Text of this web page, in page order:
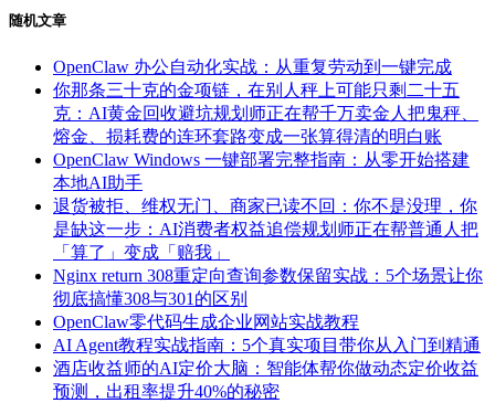
随机文章
OpenClaw 办公自动化实战：从重复劳动到一键完成
你那条三十克的金项链，在别人秤上可能只剩二十五
克：AI黄金回收避坑规划师正在帮千万卖金人把鬼秤、
熔金、损耗费的连环套路变成一张算得清的明白账
OpenClaw Windows 一键部署完整指南：从零开始搭建
本地AI助手
退货被拒、维权无门、商家已读不回：你不是没理，你
是缺这一步：AI消费者权益追偿规划师正在帮普通人把
「算了」变成「赔我」
Nginx return 308重定向查询参数保留实战：5个场景让你
彻底搞懂308与301的区别
OpenClaw零代码生成企业网站实战教程
AI Agent教程实战指南：5个真实项目带你从入门到精通
酒店收益师的AI定价大脑：智能体帮你做动态定价收益
预测，出租率提升40%的秘密